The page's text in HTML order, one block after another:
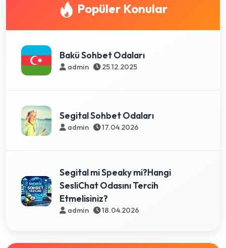
Popüler Konular
Bakü Sohbet Odaları
admin 25.12.2025
Segital Sohbet Odaları
admin 17.04.2026
Segital mi Speaky mi?Hangi
SesliChat Odasını Tercih
Etmelisiniz?
admin 18.04.2026